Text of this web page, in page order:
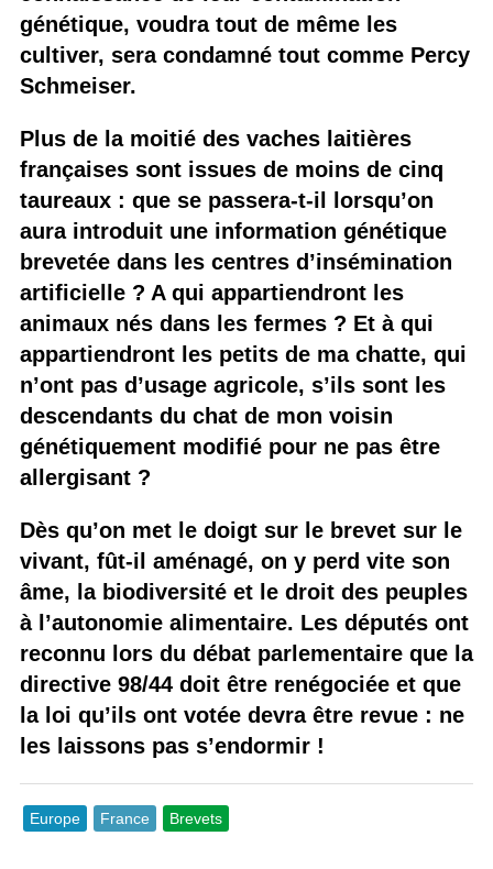
génétique, voudra tout de même les
cultiver, sera condamné tout comme Percy
Schmeiser.
Plus de la moitié des vaches laitières
françaises sont issues de moins de cinq
taureaux : que se passera-t-il lorsqu’on
aura introduit une information génétique
brevetée dans les centres d’insémination
artificielle ? A qui appartiendront les
animaux nés dans les fermes ? Et à qui
appartiendront les petits de ma chatte, qui
n’ont pas d’usage agricole, s’ils sont les
descendants du chat de mon voisin
génétiquement modifié pour ne pas être
allergisant ?
Dès qu’on met le doigt sur le brevet sur le
vivant, fût-il aménagé, on y perd vite son
âme, la biodiversité et le droit des peuples
à l’autonomie alimentaire. Les députés ont
reconnu lors du débat parlementaire que la
directive 98/44 doit être renégociée et que
la loi qu’ils ont votée devra être revue : ne
les laissons pas s’endormir !
Europe France Brevets